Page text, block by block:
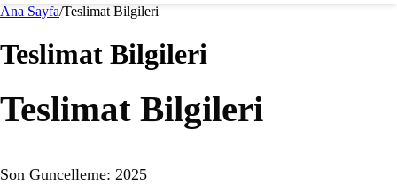
Ana Sayfa/Teslimat Bilgileri
Teslimat Bilgileri
Teslimat Bilgileri
Son Guncelleme: 2025